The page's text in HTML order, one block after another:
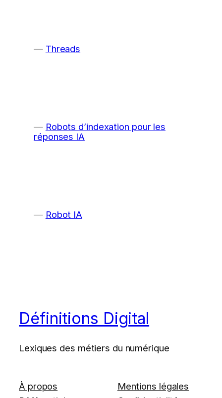
Threads
Robots d’indexation pour les
réponses IA
Robot IA
Définitions Digital
Lexiques des métiers du numérique
À propos
Mentions légales